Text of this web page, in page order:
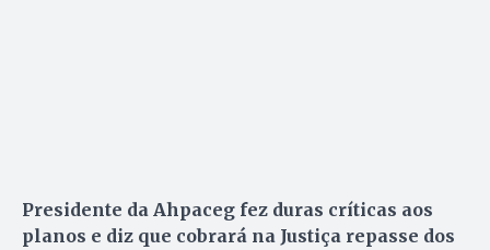
Presidente da Ahpaceg fez duras críticas aos
planos e diz que cobrará na Justiça repasse dos